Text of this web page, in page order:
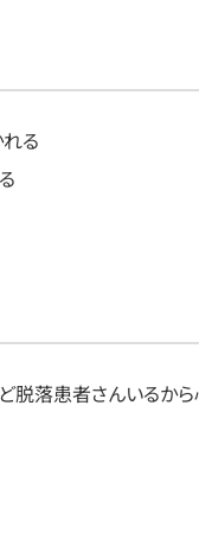
る
脱落患者さんいるか